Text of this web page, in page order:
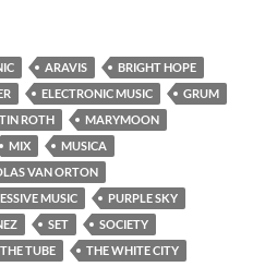
ARAVIS
BRIGHT HOPE
ELECTRONIC MUSIC
GRUM
ROTH
MARYMOON
MIX
MUSICA
VAN ORTON
MUSIC
PURPLE SKY
SET
SOCIETY
THE TUBE
THE WHITE CITY